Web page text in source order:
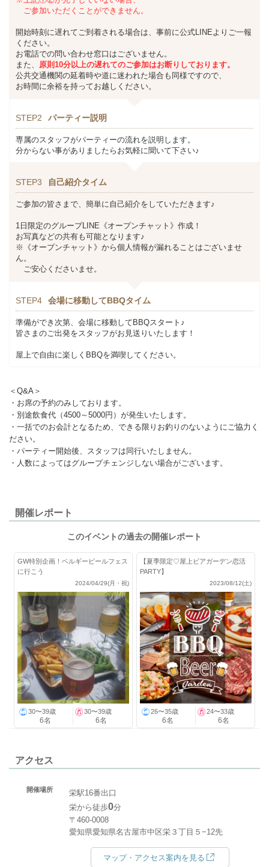
ご参加いただくことができません。
開始時刻に遅れてご到着される場合は、事前に公式LINEよりご一報
ください。
お電話での問い合わせ窓口はございません。
また、 原則10分以上の遅れてのご参加はお断りしております。
公共交通機関の延着時や道に迷われた場合も同様ですので、
お時間に余裕を持ってお越しください。
STEP2 パーティー説明
専属のスタッフがパーティーの流れを説明します。
分からない事がありましたらお気軽に聞いて下さい♪
STEP3 自己紹介タイム
ご参加の皆さまで、簡単に自己紹介をしていただきます♪
1日限定のグループLINE《オープンチャット》作成！
お写真などの共有も可能となります♪
※《オープンチャット》から個人情報が漏れることはございませ
ん。
ご安心くださいませ。
STEP4 会場に移動してBBQタイム
準備ができ次第、会場に移動してBBQスタート♪
皆さまのご出発をスタッフがお見送りいたします！
屋上で自由に楽しくBBQを満喫してください。
＜Q&A＞
・お席の予約のみしております。
・別途飲食代（4500～5000円）が発生いたします。
・一括でのお会計となるため、できる限りお釣りのないようにご協力く
ださい。
・パーティー開始後、スタッフは同行いたしません。
・人数によってはグループチェンジしない場合がございます。
開催レポート
このイベントの過去の開催レポート
GW特別企画！ベルギービールフェス
に行こう
2024/04/29(月・祝)
30〜39歳
6名
30〜39歳
6名
【夏季限定♡屋上ビアガーデン恋活
PARTY】
2023/08/12(土)
26〜35歳
6名
24〜33歳
6名
アクセス
開催場所
栄駅16番出口
栄から徒歩0分
〒460-0008
愛知県愛知県名古屋市中区栄３丁目５−12先
マップ・アクセス案内を見る